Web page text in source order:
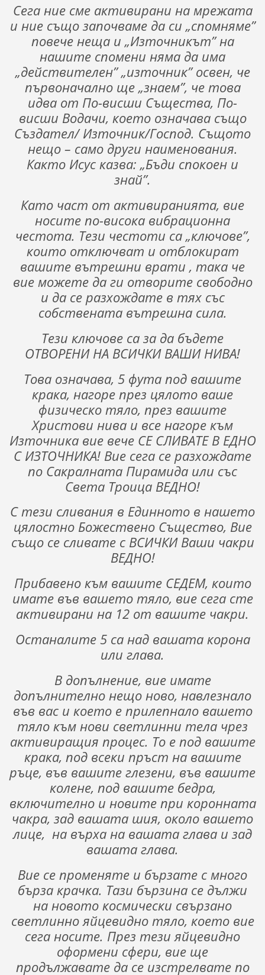
Сега ние сме активирани на мрежата
и ние също започваме да си „спомняме”
повече неща и „Източникът” на
нашите спомени няма да има
„действителен” „източник” освен, че
първоначално ще „знаем”, че това
идва от По-висши Същества, По-
висши Водачи, което означава също
Създател/ Източник/Господ. Същото
нещо – само други наименования.
Както Исус казва: „Бъди спокоен и
знай”.
Като част от активиранията, вие
носите по-висока вибрационна
честота. Тези честоти са „ключове”,
които отключват и отблокират
вашите вътрешни врати , така че
вие можете да ги отворите свободно
и да се разхождате в тях със
собствената вътрешна сила.
Тези ключове са за да бъдете
ОТВОРЕНИ НА ВСИЧКИ ВАШИ НИВА!
Това означава, 5 фута под вашите
крака, нагоре през цялото ваше
физическо тяло, през вашите
Христови нива и все нагоре към
Източника вие вече СЕ СЛИВАТЕ В ЕДНО
С ИЗТОЧНИКА! Вие сега се разхождате
по Сакралната Пирамида или със
Света Троица ВЕДНО!
С тези сливания в Единното в нашето
цялостно Божествено Същество, Вие
също се сливате с ВСИЧКИ Ваши чакри
ВЕДНО!
Прибавено към вашите СЕДЕМ, които
имате във вашето тяло, вие сега сте
активирани на 12 от вашите чакри.
Останалите 5 са над вашата корона
или глава.
В допълнение, вие имате
допълнително нещо ново, навлезнало
във вас и което е прилепнало вашето
тяло към нови светлинни тела чрез
активиращия процес. То е под вашите
крака, под всеки пръст на вашите
ръце, във вашите глезени, във вашите
колене, под вашите бедра,
включително и новите при коронната
чакра, зад вашата шия, около вашето
лице, на върха на вашата глава и зад
вашата глава.
Вие се променяте и бързате с много
бърза крачка. Тази бързина се дължи
на новото космически свързано
светлинно яйцевидно тяло, което вие
сега носите. През тези яйцевидно
оформени сфери, вие ще
продължавате да се изстрелвате по